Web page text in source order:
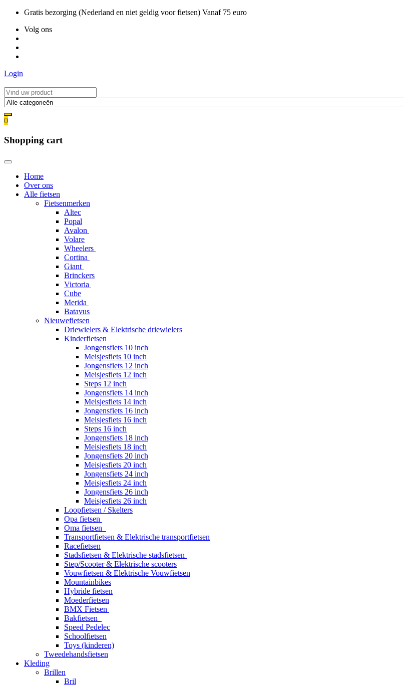
inhoud
Gratis bezorging (Nederland en niet geldig voor fietsen) Vanaf 75 euro
Volg ons
Login
0
Shopping cart
Home
Over ons
Alle fietsen
Fietsenmerken
Altec
Popal
Avalon
Volare
Wheelers
Cortina
Giant
Brinckers
Victoria
Cube
Merida
Batavus
Nieuwefietsen
Driewielers & Elektrische driewielers
Kinderfietsen
Jongensfiets 10 inch
Meisjesfiets 10 inch
Jongensfiets 12 inch
Meisjesfiets 12 inch
Steps 12 inch
Jongensfiets 14 inch
Meisjesfiets 14 inch
Jongensfiets 16 inch
Meisjesfiets 16 inch
Steps 16 inch
Jongensfiets 18 inch
Meisjesfiets 18 inch
Jongensfiets 20 inch
Meisjesfiets 20 inch
Jongensfiets 24 inch
Meisjesfiets 24 inch
Jongensfiets 26 inch
Meisjesfiets 26 inch
Loopfietsen / Skelters
Opa fietsen
Oma fietsen
Transportfietsen & Elektrische transportfietsen
Racefietsen
Stadsfietsen & Elektrische stadsfietsen
Step/Scooter & Elektrische scooters
Vouwfietsen & Elektrische Vouwfietsen
Mountainbikes
Hybride fietsen
Moederfietsen
BMX Fietsen
Bakfietsen
Speed Pedelec
Schoolfietsen
Toys (kinderen)
Tweedehandsfietsen
Kleding
Brillen
Bril